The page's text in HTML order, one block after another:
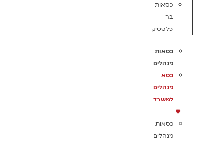
כסאות
בר
פלסטיק
כסאות
מנהלים
כסא
מנהלים
למשרד
כסאות
מנהלים